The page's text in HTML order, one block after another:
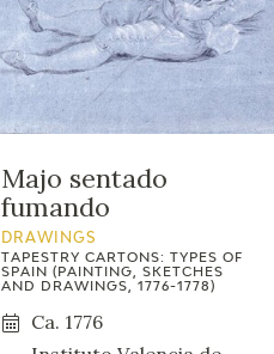
Majo sentado
fumando
DRAWINGS
TAPESTRY CARTONS: TYPES OF
SPAIN (PAINTING, SKETCHES
AND DRAWINGS, 1776-1778)
Ca. 1776